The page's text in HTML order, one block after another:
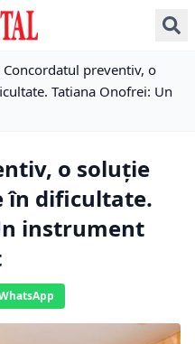
Concordatul preventiv, o
Tatiana Onofrei: Un
o soluție
în dificultate.
instrument